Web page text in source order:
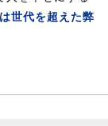
世代を超えた弊